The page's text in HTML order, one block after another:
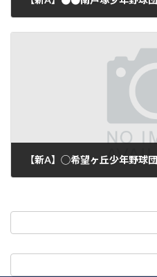
【新A】◯希望ヶ丘少年野球